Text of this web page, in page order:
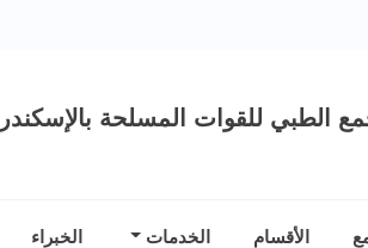
الطبي للقوات المسلحة
الأقسام الخدمات الخبراء